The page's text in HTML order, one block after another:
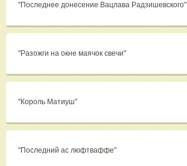
"Последнее донесение Вацлава Радзишевского"
"Разожги на окне маячок свечи"
"Король Матиуш"
"Последний ас люфтваффе"